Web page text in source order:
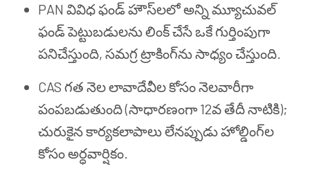
PAN వివిధ ఫండ్ హౌస్‌లలో అన్ని మ్యూచువల్
ఫండ్ పెట్టుబడులను లింక్ చేసే ఒకే గుర్తింపుగా
పనిచేస్తుంది, సమగ్ర ట్రాకింగ్‌ను సాధ్యం చేస్తుంది.
CAS గత నెల లావాదేవీల కోసం నెలవారీగా
పంపబడుతుంది (సాధారణంగా 12వ తేదీ నాటికి);
చురుకైన కార్యకలాపాలు లేనప్పుడు హోల్డింగ్‌ల
కోసం అర్ధవార్షికం.